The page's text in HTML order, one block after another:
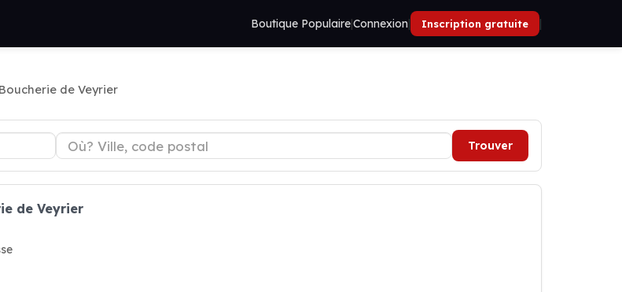
Boutique Populaire|Connexion| Inscription gratuite |
Boucherie de Veyrier
Trouver
de Veyrier